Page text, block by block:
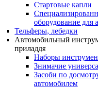
Стартовые капли
оборудование для
Тельферы, лебедки
Автомобильный
приладдя
Наборы
Знимачие
Засоби по
автомобилем